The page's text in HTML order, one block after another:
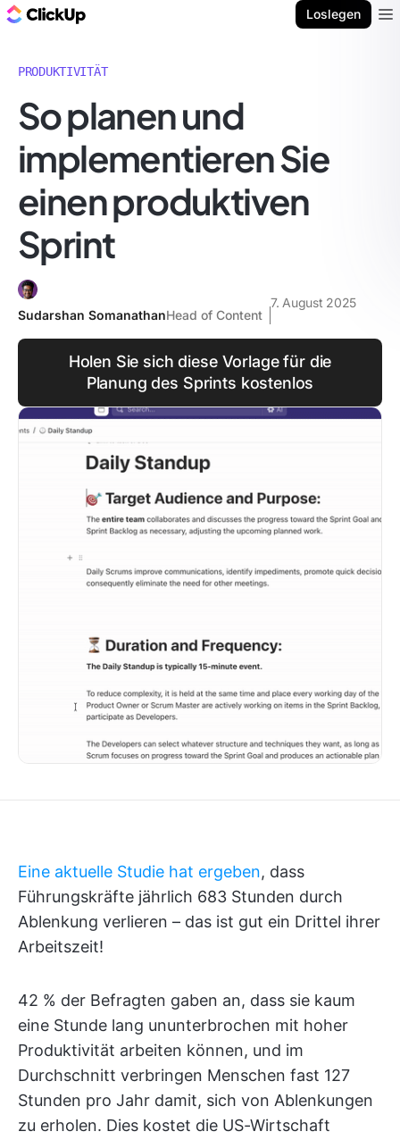
Loslegen
PRODUKTIVITÄT
So planen und
implementieren Sie
einen produktiven
Sprint
Sudarshan SomanathanHead of Content
7. August 2025
Holen Sie sich diese Vorlage für die
Planung des Sprints kostenlos
Eine aktuelle Studie hat ergeben, dass
Führungskräfte jährlich 683 Stunden durch
Ablenkung verlieren – das ist gut ein Drittel ihrer
Arbeitszeit!
42 % der Befragten gaben an, dass sie kaum
eine Stunde lang ununterbrochen mit hoher
Produktivität arbeiten können, und im
Durchschnitt verbringen Menschen fast 127
Stunden pro Jahr damit, sich von Ablenkungen
zu erholen. Dies kostet die US-Wirtschaft